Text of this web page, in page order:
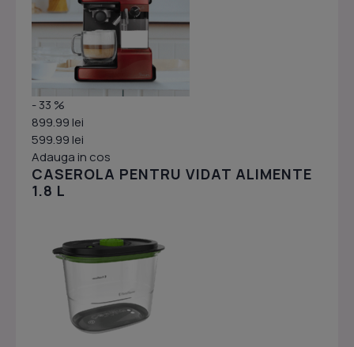
- 33 %
899.99 lei
599.99 lei
Adauga in cos
CASEROLA PENTRU VIDAT ALIMENTE
1.8 L